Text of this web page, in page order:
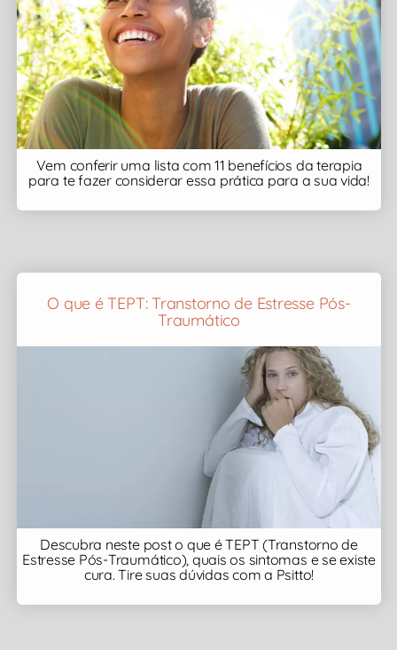
Vem conferir uma lista com 11 benefícios da terapia
para te fazer considerar essa prática para a sua vida!
O que é TEPT: Transtorno de Estresse Pós-
Traumático
Descubra neste post o que é TEPT (Transtorno de
Estresse Pós-Traumático), quais os sintomas e se existe
cura. Tire suas dúvidas com a Psitto!